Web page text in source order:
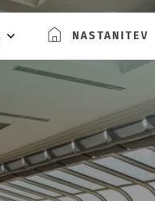
NASTANITEV